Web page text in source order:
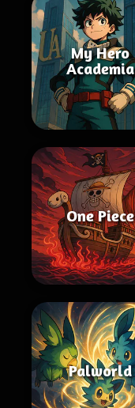
My Hero
Academia
One Piece
Palworld